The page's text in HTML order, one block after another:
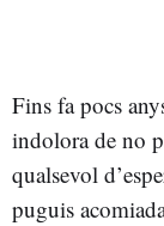
Fins fa pocs
indolora de no
qualsevol
puguis